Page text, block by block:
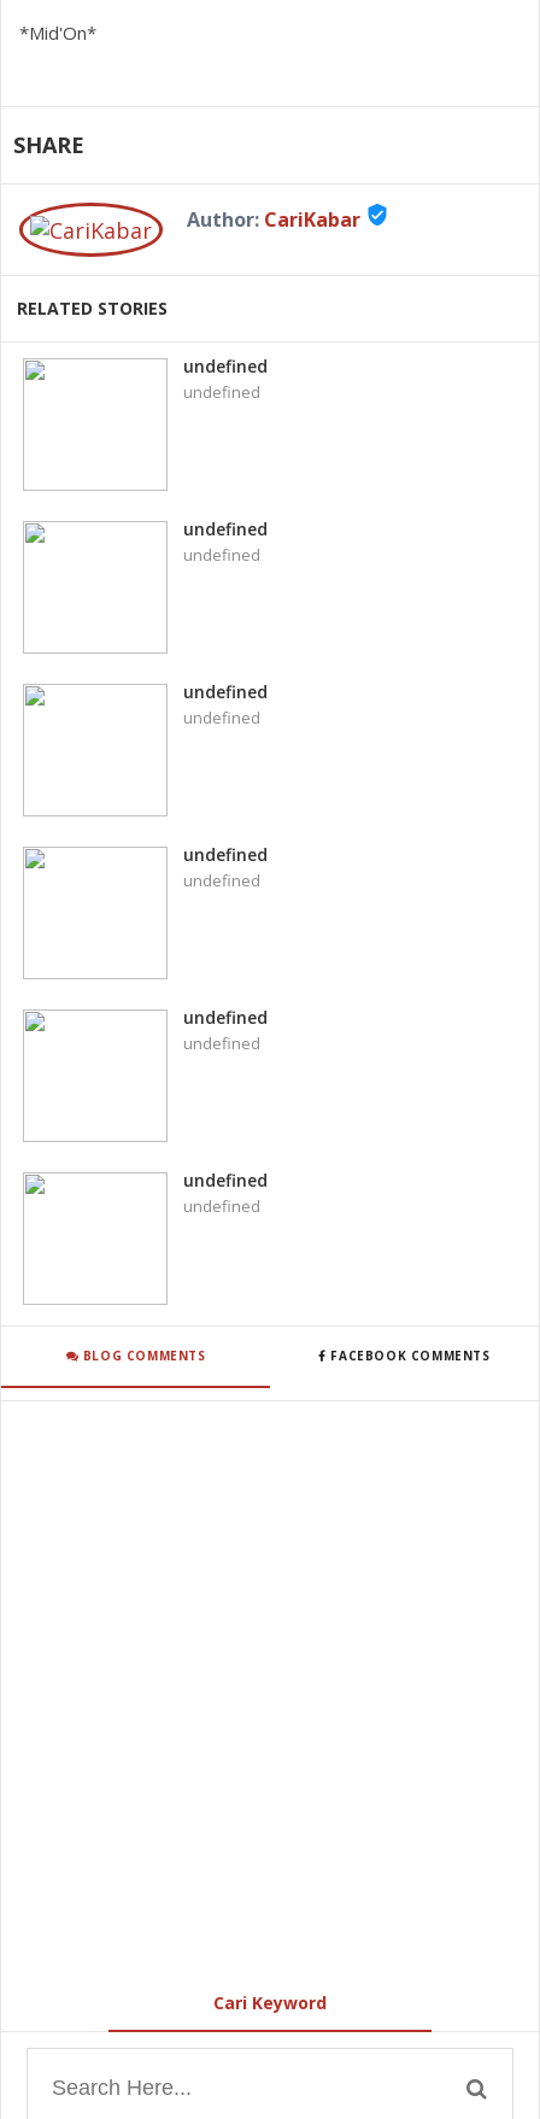
*Mid'On*
SHARE
Author: CariKabar verified_user
RELATED STORIES
undefined
undefined
undefined
undefined
undefined
undefined
undefined
undefined
undefined
undefined
undefined
undefined
BLOG COMMENTS FACEBOOK COMMENTS
Cari Keyword